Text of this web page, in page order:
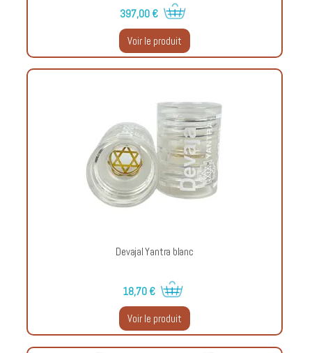
397,00 €
Voir le produit
Devajal Yantra blanc
18,70 €
Voir le produit